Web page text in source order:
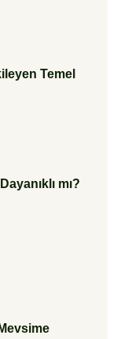
Temel
mı?